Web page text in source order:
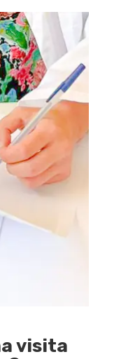
visita